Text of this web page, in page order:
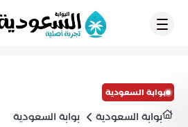
بوابة السعودية
بوابة السعودية بوابة السعودية